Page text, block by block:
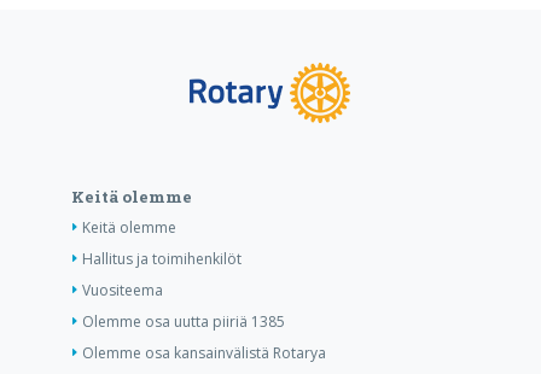
Keitä olemme
Keitä olemme
Hallitus ja toimihenkilöt
Vuositeema
Olemme osa uutta piiriä 1385
Olemme osa kansainvälistä Rotarya